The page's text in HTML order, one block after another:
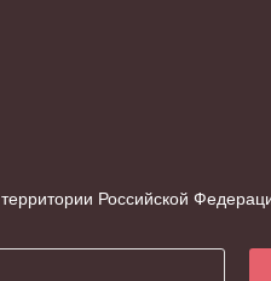
Российской